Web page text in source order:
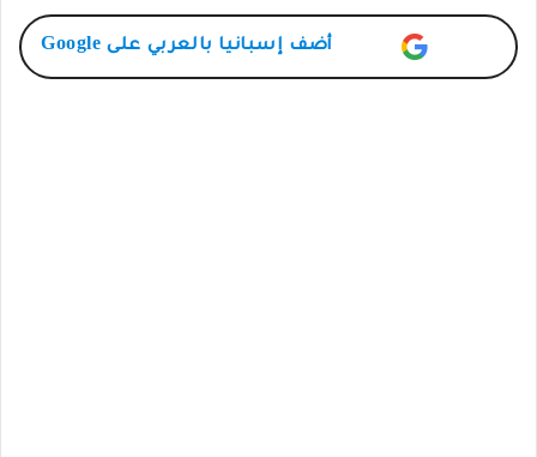
أضف إسبانيا بالعربي على Google